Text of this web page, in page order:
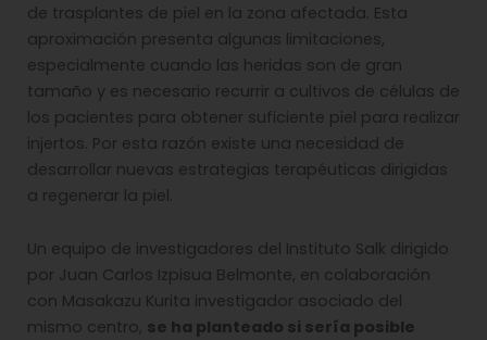
de trasplantes de piel en la zona afectada. Esta
aproximación presenta algunas limitaciones,
especialmente cuando las heridas son de gran
tamaño y es necesario recurrir a cultivos de células de
los pacientes para obtener suficiente piel para realizar
injertos. Por esta razón existe una necesidad de
desarrollar nuevas estrategias terapéuticas dirigidas
a regenerar la piel.
Un equipo de investigadores del Instituto Salk dirigido
por Juan Carlos Izpisua Belmonte, en colaboración
con Masakazu Kurita investigador asociado del
mismo centro, se ha planteado si sería posible